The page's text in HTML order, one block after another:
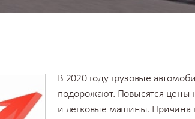
В 2020 году грузовые
подорожают. Повысятся цены
и легковые машины. Причина